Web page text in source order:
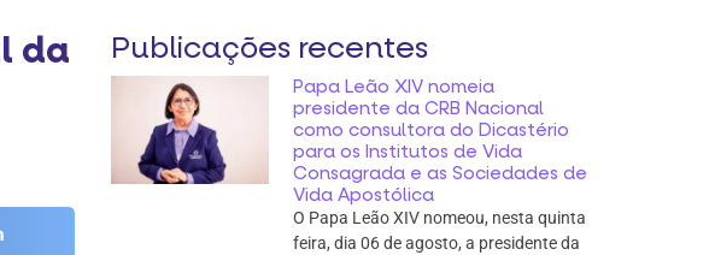
da Publicações recentes
Papa Leão XIV nomeia
presidente da CRB Nacional
como consultora do Dicastério
para os Institutos de Vida
Consagrada e as Sociedades de
Vida Apostólica
O Papa Leão XIV nomeou, nesta quinta
feira, dia 06 de agosto, a presidente da